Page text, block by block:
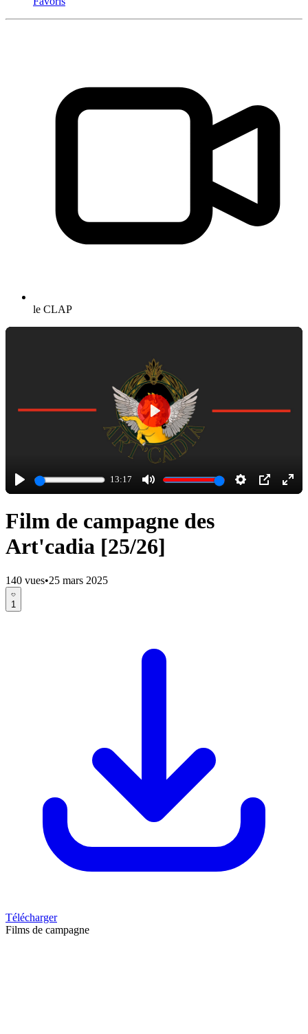
le CLAP
Play
13:17
Mute Settings
PIP
Play
Film de campagne des
Art'cadia [25/26]
140 vues•25 mars 2025
1
Télécharger
Films de campagne